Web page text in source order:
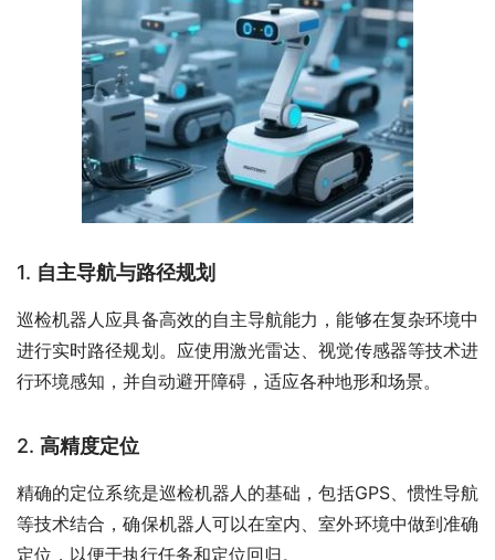
1. 自主导航与路径规划
巡检机器人应具备高效的自主导航能力，能够在复杂环境中
进行实时路径规划。应使用激光雷达、视觉传感器等技术进
行环境感知，并自动避开障碍，适应各种地形和场景。
2. 高精度定位
精确的定位系统是巡检机器人的基础，包括GPS、惯性导航
等技术结合，确保机器人可以在室内、室外环境中做到准确
定位，以便于执行任务和定位回归。